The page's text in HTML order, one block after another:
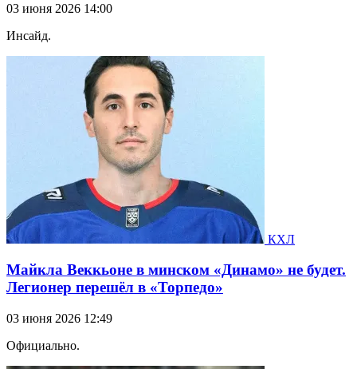
03 июня 2026 14:00
Инсайд.
КХЛ
Майкла Веккьоне в минском «Динамо» не будет.
Легионер перешёл в «Торпедо»
03 июня 2026 12:49
Официально.